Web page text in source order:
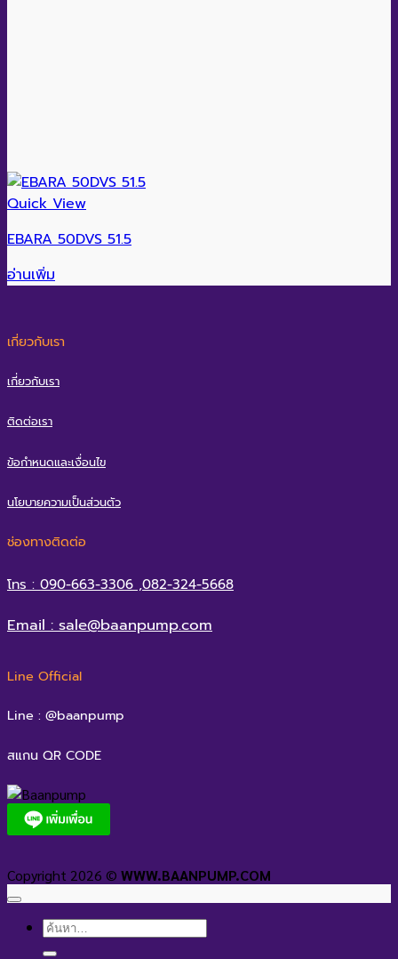
Quick View
EBARA 50DVS 51.5
อ่านเพิ่ม
เกี่ยวกับเรา
เกี่ยวกับเรา
ติดต่อเรา
ข้อกำหนดและเงื่อนไข
นโยบายความเป็นส่วนตัว
ช่องทางติดต่อ
โทร : 090-663-3306 ,082-324-5668
Email : sale@baanpump.com
Line Official
Line : @baanpump
สแกน QR CODE
Copyright 2026 © WWW.BAANPUMP.COM
ค้นหา: